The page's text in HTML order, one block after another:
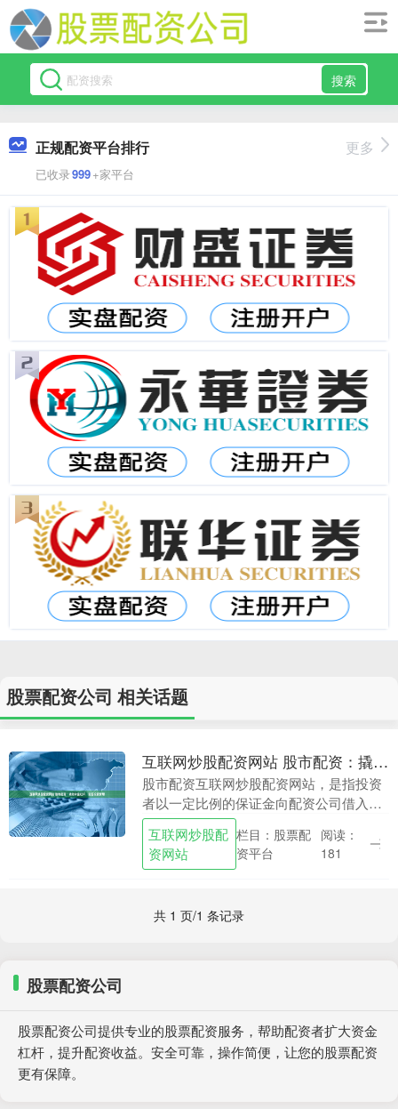
搜索
正规配资平台排行
已收录999+家平台
更多
股票配资公司 相关话题
互联网炒股配资网站 股市配资：撬动财富杠杆，实现投资梦想
股市配资互联网炒股配资网站，是指投资
者以一定比例的保证金向配资公司借入资
金，用于股票投资的一种融资方式。它能
有效放大投资者的资金规模，撬动财富杠
杆，实现投资梦想....
互联网炒股配
资网站
栏目：股票配
资平台
阅读：
181
共 1 页/1 条记录
股票配资公司
股票配资公司提供专业的股票配资服务，帮助配资者扩大资金
杠杆，提升配资收益。安全可靠，操作简便，让您的股票配资
更有保障。